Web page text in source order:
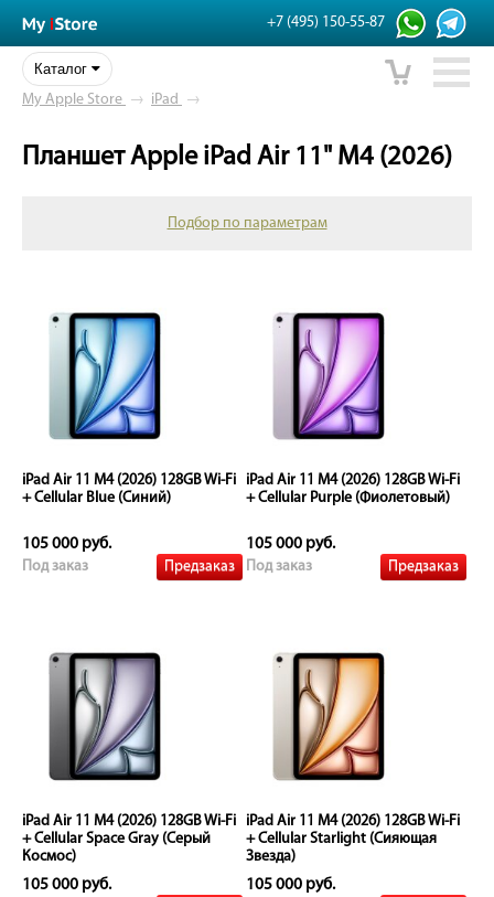
+7 (495) 150-55-87
Каталог
My Apple Store → iPad →
Планшет Apple iPad Air 11" M4 (2026)
Подбор по параметрам
iPad Air 11 M4 (2026) 128GB Wi-Fi
+ Cellular Blue (Синий)
105 000 руб.
Под заказ Предзаказ
iPad Air 11 M4 (2026) 128GB Wi-Fi
+ Cellular Purple (Фиолетовый)
105 000 руб.
Под заказ Предзаказ
iPad Air 11 M4 (2026) 128GB Wi-Fi
+ Cellular Space Gray (Серый
Космос)
105 000 руб.
iPad Air 11 M4 (2026) 128GB Wi-Fi
+ Cellular Starlight (Сияющая
Звезда)
105 000 руб.